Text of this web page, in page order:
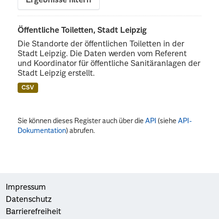
Öffentliche Toiletten, Stadt Leipzig
Die Standorte der öffentlichen Toiletten in der
Stadt Leipzig. Die Daten werden vom Referent
und Koordinator für öffentliche Sanitäranlagen der
Stadt Leipzig erstellt.
CSV
Sie können dieses Register auch über dieAPI (sieheAPI-
Dokumentation) abrufen.
Impressum
Datenschutz
Barrierefreiheit